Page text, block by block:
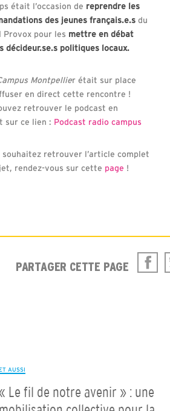
était l’occasion de reprendre les
des jeunes français.e.s du
pour les mettre en débat
décideur.se.s politiques locaux.
Montpellier était sur place
en direct cette rencontre !
retrouver le podcast en
sur ce lien : Podcast radio campus
souhaitez retrouver l’article complet
rendez-vous sur cette page !
PARTAGER CETTE PAGE
AUSSI
Le fil de notre avenir » : une